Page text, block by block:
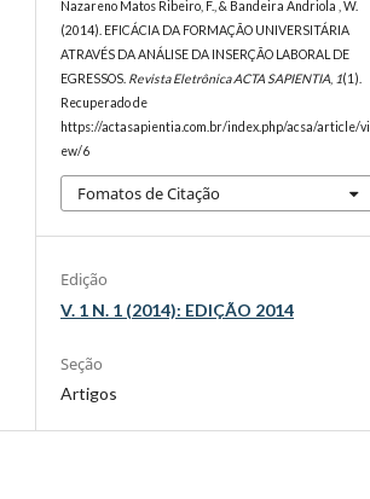
Nazareno Matos Ribeiro, F., & Bandeira Andriola , W.
(2014). EFICÁCIA DA FORMAÇÃO UNIVERSITÁRIA
ATRAVÉS DA ANÁLISE DA INSERÇÃO LABORAL DE
EGRESSOS. Revista Eletrônica ACTA SAPIENTIA 1(1).
Recuperado de
https://actasapientia.com.br/index.php/acsa/article/vi
ew/6
Fomatos de Citação
Edição
V. 1 N. 1 (2014): EDIÇÃO 2014
Seção
Artigos